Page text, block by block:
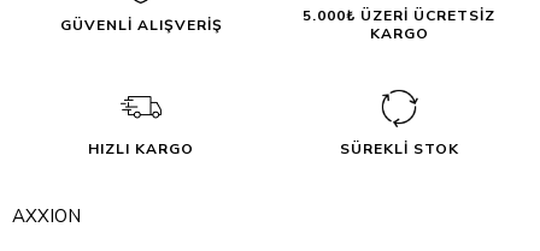
GÜVENLİ ALIŞVERİŞ
5.000₺ ÜZERİ ÜCRETSİZ
KARGO
HIZLI KARGO SÜREKLİ STOK
AXXION